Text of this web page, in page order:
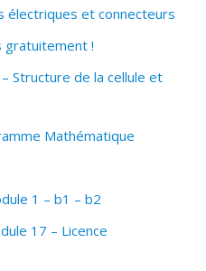
électriques et connecteurs
gratuitement !
Structure de la cellule et
Mathématique
1 – b1 – b2
17 – Licence